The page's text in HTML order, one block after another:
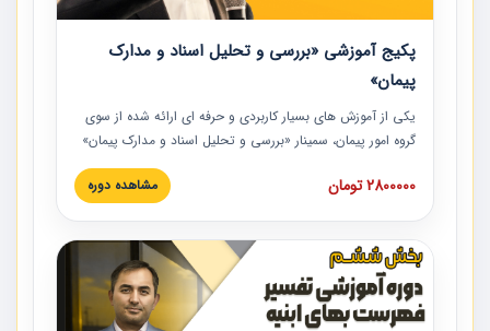
پکیج آموزشی «بررسی و تحلیل اسناد و مدارک
پیمان»
یکی از آموزش‏‏‏‏‏‏ های بسیار کاربردی و حرفه‏ ای ارائه شده از سوی
گروه امور پیمان، سمینار «بررسی و تحلیل اسناد و مدارک پیمان»
است که در دانشگاه صنعتی شریف ارائه شد. در این آموزش
نکات کلیدی مربوط به اسناد و مدارک پیمان، اولویت بندی اسناد
پیمان به همراه تجربیات عملی در این خصوص ارائه شده است.
2800000 تومان مشاهده دوره